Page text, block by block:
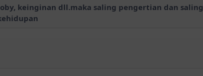
keinginan dll.maka saling pengertian dan saling